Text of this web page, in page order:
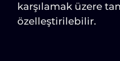
karşılamak üzere
özelleştirilebilir.